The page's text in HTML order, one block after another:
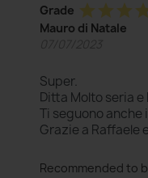
Grade star star star
Mauro di Natale
Super.
Ditta Molto seria
Ti seguono anche
Grazie a Raffaele
Recommended to